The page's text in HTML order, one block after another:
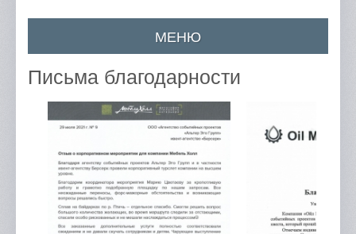
МЕНЮ
Главная
О компании
Наши услуги
Цены
Отзывы
Портфолио
Письма благодарности